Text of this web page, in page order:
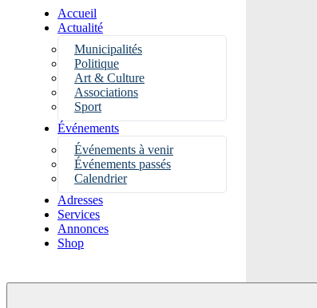
Accueil
Actualité
Municipalités
Politique
Art & Culture
Associations
Sport
Événements
Événements à venir
Événements passés
Calendrier
Adresses
Services
Annonces
Shop